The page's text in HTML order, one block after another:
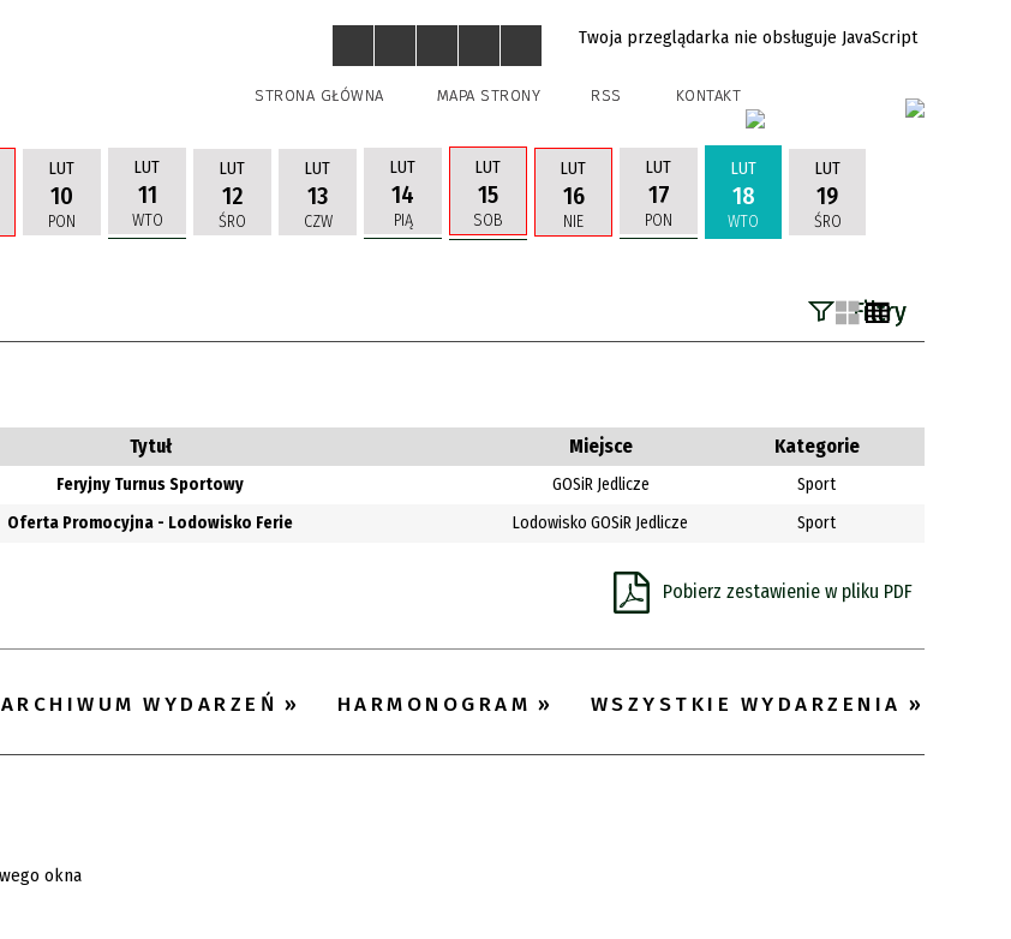
Twoja przeglądarka nie obsługuje JavaScript
STRONA GŁÓWNA MAPA STRONY RSS KONTAKT
LUT
10
PON
LUT
11
WTO
LUT
12
ŚRO
LUT
13
CZW
LUT
14
PIĄ
LUT
15
SOB
LUT
16
NIE
LUT
17
PON
LUT
18
WTO
LUT
19
ŚRO
Filtry
Kategoria
zakresie
Miejsce
Organizator
Tytuł Miejsce Kategorie
Feryjny Turnus Sportowy GOSiR Jedlicze
Sport
Oferta Promocyjna - Lodowisko Ferie
Lodowisko GOSiR Jedlicze Sport
Pobierz zestawienie w pliku PDF
WSZYSTKIE WYDARZENIA
HARMONOGRAM
ARCHIWUM WYDARZEŃ